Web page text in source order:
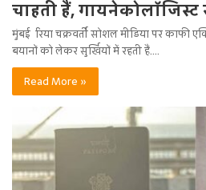
चाहती हैं,
मुंबई रिया चक्रवर्ती सोशल मीडिया पर काफी
बयानों को लेकर सुर्खियों में रहती हैं.…
Read More »